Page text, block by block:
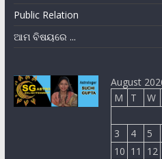
Public Relation
ଆମ ବିଷୟରେ ...
August
M
T W
3
4 5
10 11 12